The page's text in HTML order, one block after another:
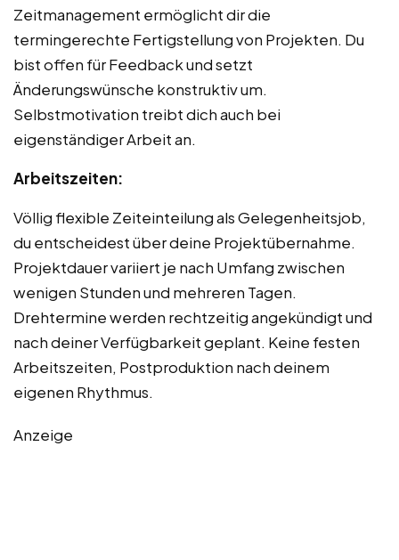
Zeitmanagement ermöglicht dir die
termingerechte Fertigstellung von Projekten. Du
bist offen für Feedback und setzt
Änderungswünsche konstruktiv um.
Selbstmotivation treibt dich auch bei
eigenständiger Arbeit an.
Arbeitszeiten:
Völlig flexible Zeiteinteilung als Gelegenheitsjob,
du entscheidest über deine Projektübernahme.
Projektdauer variiert je nach Umfang zwischen
wenigen Stunden und mehreren Tagen.
Drehtermine werden rechtzeitig angekündigt und
nach deiner Verfügbarkeit geplant. Keine festen
Arbeitszeiten, Postproduktion nach deinem
eigenen Rhythmus.
Anzeige